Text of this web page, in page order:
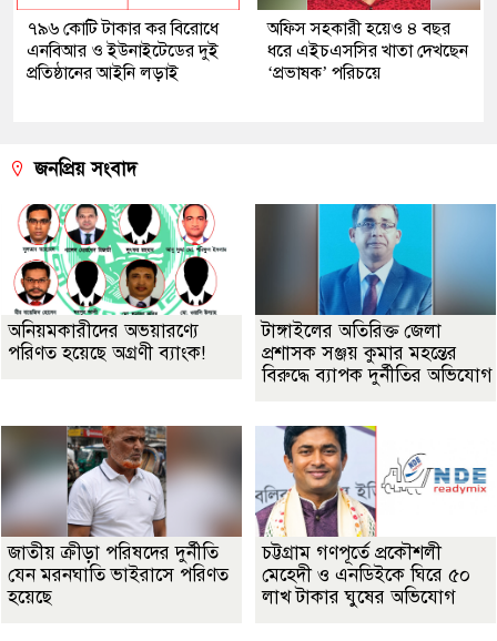
৭৯৬ কোটি টাকার কর বিরোধে
এনবিআর ও ইউনাইটেডের দুই
প্রতিষ্ঠানের আইনি লড়াই
অফিস সহকারী হয়েও ৪ বছর
ধরে এইচএসসির খাতা দেখছেন
‘প্রভাষক’ পরিচয়ে
জনপ্রিয় সংবাদ
অনিয়মকারীদের অভয়ারণ্যে
পরিণত হয়েছে অগ্রণী ব্যাংক!
টাঙ্গাইলের অতিরিক্ত জেলা
প্রশাসক সঞ্জয় কুমার মহন্তের
বিরুদ্ধে ব্যাপক দুর্নীতির অভিযোগ
জাতীয় ক্রীড়া পরিষদের দুর্নীতি
যেন মরনঘাতি ভাইরাসে পরিণত
হয়েছে
চট্টগ্রাম গণপূর্তে প্রকৌশলী
মেহেদী ও এনডিইকে ঘিরে ৫০
লাখ টাকার ঘুষের অভিযোগ